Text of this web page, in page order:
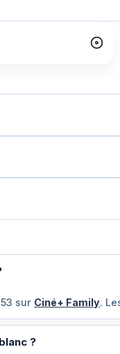
sur Ciné+ Family.
?